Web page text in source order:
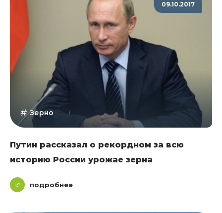
09.10.2017
Зерно
Путин рассказал о рекордном за всю
историю России урожае зерна
подробнее